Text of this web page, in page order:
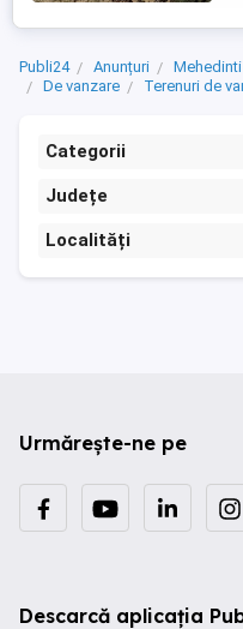
Publi24 Anunțuri Mehedinti
De vanzare
Terenuri de
Categorii
Județe
Localități
Urmărește-ne pe
Descarcă aplicația